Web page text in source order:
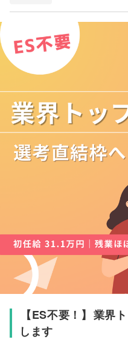
【ES不要！ 】 業界
します